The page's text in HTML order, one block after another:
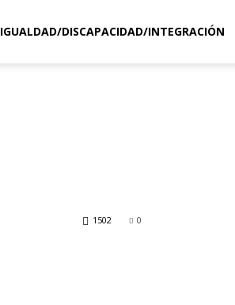
IGUALDAD/DISCAPACIDAD/INTEGRACIÓN
0
1502